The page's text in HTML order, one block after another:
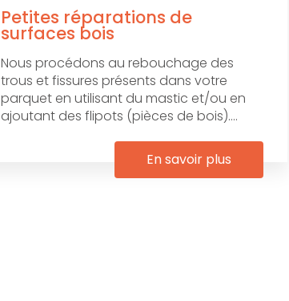
Petites réparations de
surfaces bois
Nous procédons au rebouchage des
trous et fissures présents dans votre
parquet en utilisant du mastic et/ou en
ajoutant des flipots (pièces de bois)....
En savoir plus